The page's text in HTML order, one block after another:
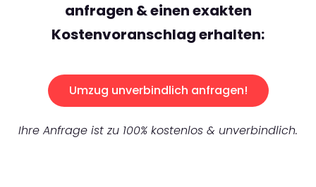
anfragen & einen exakten
Kostenvoranschlag erhalten:
Umzug unverbindlich anfragen!
Ihre Anfrage ist zu 100% kostenlos & unverbindlich.